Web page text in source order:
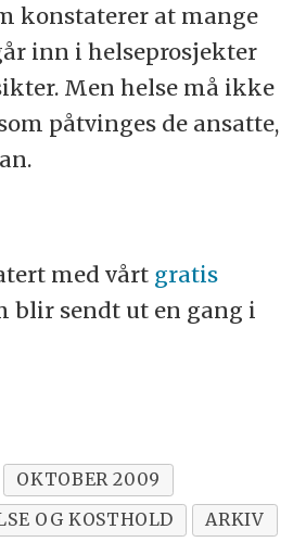
konstaterer at mange
inn i helseprosjekter
Men helse må ikke
påtvinges de ansatte,
med vårt gratis
blir sendt ut en gang i
OKTOBER 2009
OG KOSTHOLD
ARKIV